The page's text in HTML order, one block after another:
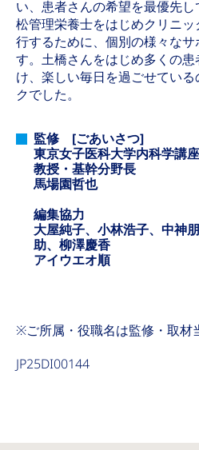
い、患者さんの希望を最優先
松管理栄養士をはじめクリニ
行するために、個別の様々な
す。土橋さんをはじめ多くの
け、楽しい毎日を過ごせてい
クでした。
監修 [ごあいさつ]
東京女子医科大学内科学講
教授・基幹分野長
馬場園哲也
編集協力
大屋純子、小林浩子、中神
助、柳澤慶香
アイウエオ順
※ご所属・役職名は監修・取材
JP25DI00144